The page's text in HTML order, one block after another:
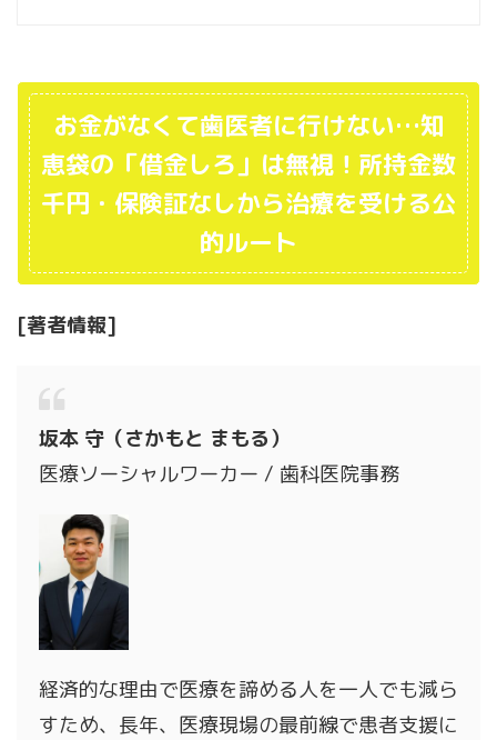
お金がなくて歯医者に行けない…知
恵袋の「借金しろ」は無視！所持金数
千円・保険証なしから治療を受ける公
的ルート
[著者情報]
坂本 守（さかもと まもる）
医療ソーシャルワーカー / 歯科医院事務
経済的な理由で医療を諦める人を一人でも減ら
すため、長年、医療現場の最前線で患者支援に